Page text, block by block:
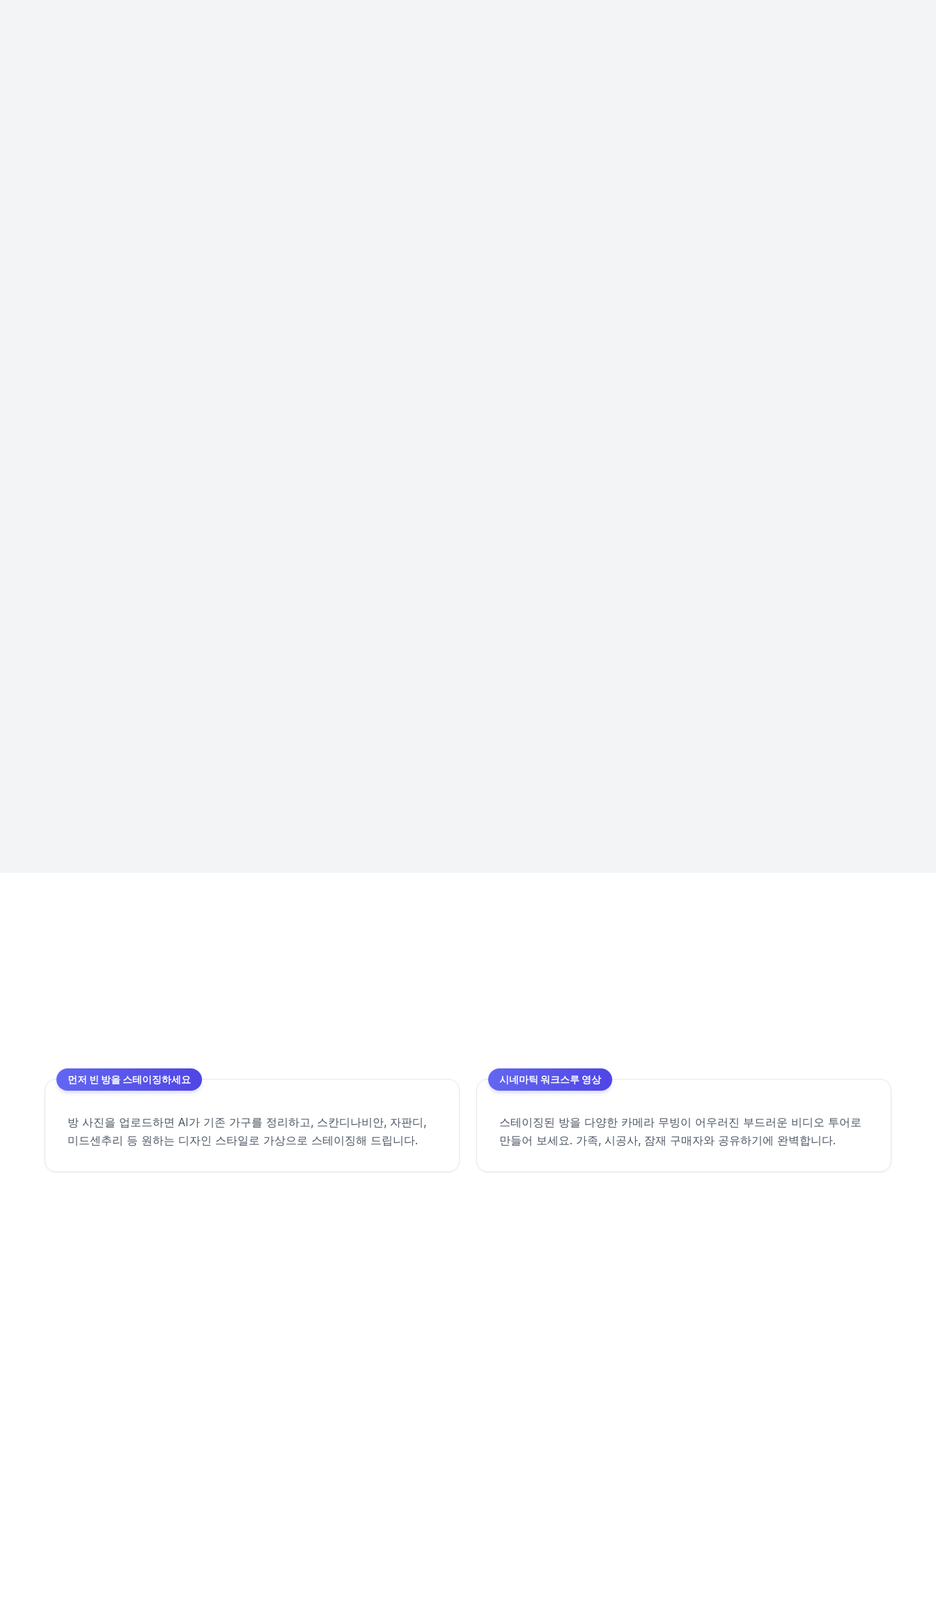
먼저 빈 방을 스테이징하세요
방 사진을 업로드하면 AI가 기존 가구를 정리하고, 스칸디나비안, 자판디,
미드센추리 등 원하는 디자인 스타일로 가상으로 스테이징해 드립니다.
시네마틱 워크스루 영상
스테이징된 방을 다양한 카메라 무빙이 어우러진 부드러운 비디오 투어로
만들어 보세요. 가족, 시공사, 잠재 구매자와 공유하기에 완벽합니다.